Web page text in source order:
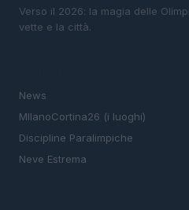
Verso il 2026: la magia delle
vette e la città.
News
MIlanoCortina26 (i luoghi)
Discipline Paralimpiche
Neve Estrema